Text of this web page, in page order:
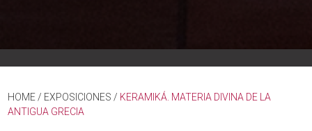
HOME/ EXPOSICIONES / KERAMIKÁ. MATERIA DIVINA DE LA
ANTIGUA GRECIA